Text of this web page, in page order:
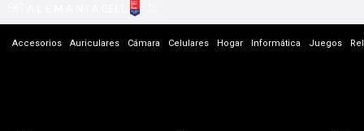
Accesorios Auriculares Cámara Celulares Hogar Informática Juegos